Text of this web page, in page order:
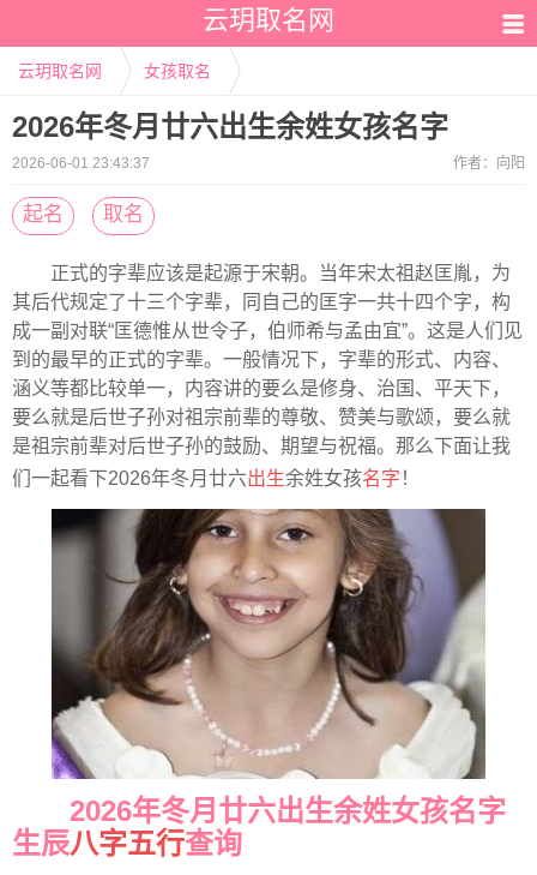
云玥取名网
云玥取名网 女孩取名
2026年冬月廿六出生余姓女孩名字
2026-06-01 23:43:37 作者： 向阳
起名 取名
正式的字辈应该是起源于宋朝。当年宋太祖赵匡胤，为
其后代规定了十三个字辈，同自己的匡字一共十四个字，构
成一副对联“匡德惟从世令子，伯师希与孟由宜”。这是人们见
到的最早的正式的字辈。一般情况下，字辈的形式、内容、
涵义等都比较单一，内容讲的要么是修身、治国、平天下，
要么就是后世子孙对祖宗前辈的尊敬、赞美与歌颂，要么就
是祖宗前辈对后世子孙的鼓励、期望与祝福。那么下面让我
们一起看下2026年冬月廿六出生余姓女孩名字 ！
2026年冬月廿六出生余姓女孩名字
生辰八字五行查询